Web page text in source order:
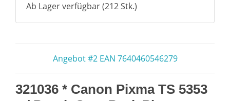
Ab Lager verfügbar (212 Stk.)
Angebot #2 EAN 7640460546279
321036 * Canon Pixma TS 5353